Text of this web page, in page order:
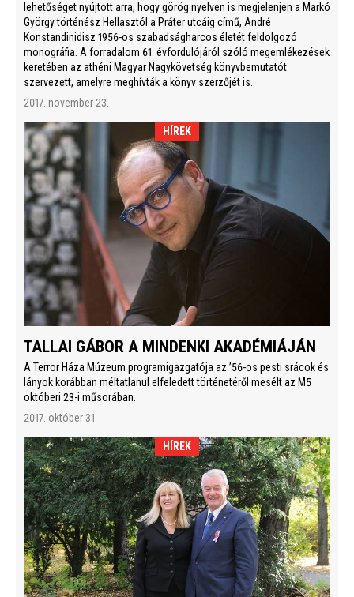
lehetőséget nyújtott arra, hogy görög nyelven is megjelenjen a Markó
György történész Hellasztól a Práter utcáig című, André
Konstandinidisz 1956-os szabadságharcos életét feldolgozó
monográfia. A forradalom 61. évfordulójáról szóló megemlékezések
keretében az athéni Magyar Nagykövetség könyvbemutatót
szervezett, amelyre meghívták a könyv szerzőjét is.
2017. november 23.
HÍREK
TALLAI GÁBOR A MINDENKI AKADÉMIÁJÁN
A Terror Háza Múzeum programigazgatója az ’56-os pesti srácok és
lányok korábban méltatlanul elfeledett történetéről mesélt az M5
októberi 23-i műsorában.
2017. október 31.
HÍREK